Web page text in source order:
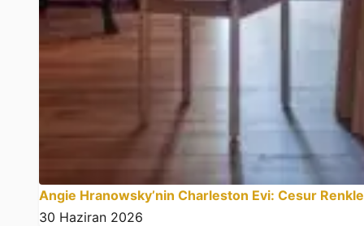
Angie Hranowsky’nin Charleston Evi: Cesur
30 Haziran 2026